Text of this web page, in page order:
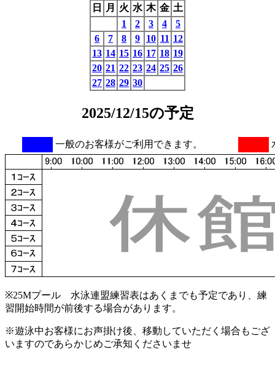
日
月 火 水 木 金 土
1
2 3 4
5
6
7 8 9 10 11 12
13 14 15 16 17 18 19
20 21 22 23 24 25 26
27 28 29 30
2025/12/15の予定
一般のお客様がご利用できます。
※25Mプール 水泳連盟練習表はあくまでも予定であり、練
習開始時間が前後する場合があります。
※遊泳中お客様にお声掛け後、移動していただく場合もござ
いますのであらかじめご承知くださいませ